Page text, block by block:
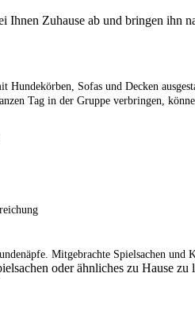
Ihnen Zuhause ab und bringen ihn
Sofas und Decken
Tag in der Gruppe verbringen,
Mitgebrachte Spielsachen und
oder ähnliches zu Hause zu